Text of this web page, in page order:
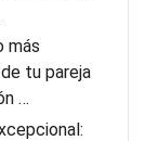
más
tu pareja
…